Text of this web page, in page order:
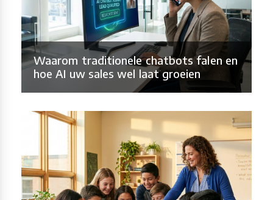
Waarom traditionele chatbots falen en
hoe AI uw sales wel laat groeien